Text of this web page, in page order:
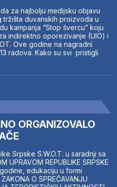
za najbolju medijsku objavu
duvanskih proizvoda u
kampanja “Stop švercu” koju
indirektno oporezivanje (UIO) i
Ove godine na nagradni
radova. Kako su svi pristigli
ORGANIZOVALO
Srpske S.W.O.T. u saradnji sa
UPRAVOM REPUBLIKE SRPSKE
edukaciju u formi
O SPREČAVANJU